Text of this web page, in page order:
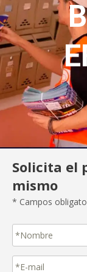
Solicita el
mismo
* Campos